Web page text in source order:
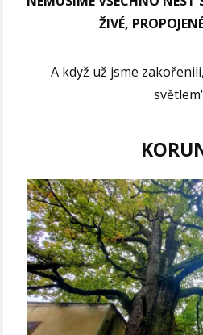
ŽIVÉ,
A když už jsme